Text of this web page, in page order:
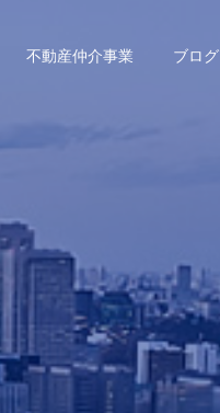
不動産仲介事業 ブログ